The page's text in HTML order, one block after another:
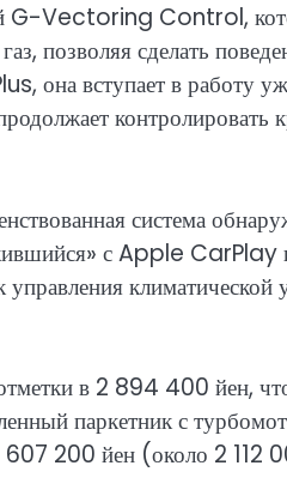
G-Vectoring Control,
позволяя сделать
она вступает в работу
контролировать
система
с Apple
климатической
в 2 894 400 йен,
паркетник с
200 йен (около 2 112